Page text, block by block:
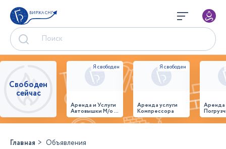
БИРЖА СНГ
Свободен
сейчас
Аренда и Услуги
Автовышки М/о г.
Домодедово
26,28,32 место
Аренда услуги
Компрессора
Главная Объявления